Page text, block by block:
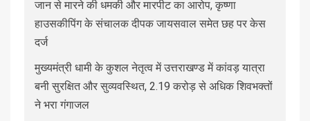
जान से मारने की धमकी और मारपीट का आरोप, कृष्णा
हाउसकीपिंग के संचालक दीपक जायसवाल समेत छह पर केस
दर्ज
मुख्यमंत्री धामी के कुशल नेतृत्व में उत्तराखण्ड में कांवड़ यात्रा
बनी सुरक्षित और सुव्यवस्थित, 2.19 करोड़ से अधिक शिवभक्तों
ने भरा गंगाजल